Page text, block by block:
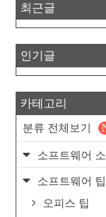
최근글
인기글
카테고리
분류 전체보기
소프트웨어
소프트웨어 팁
오피스 팁